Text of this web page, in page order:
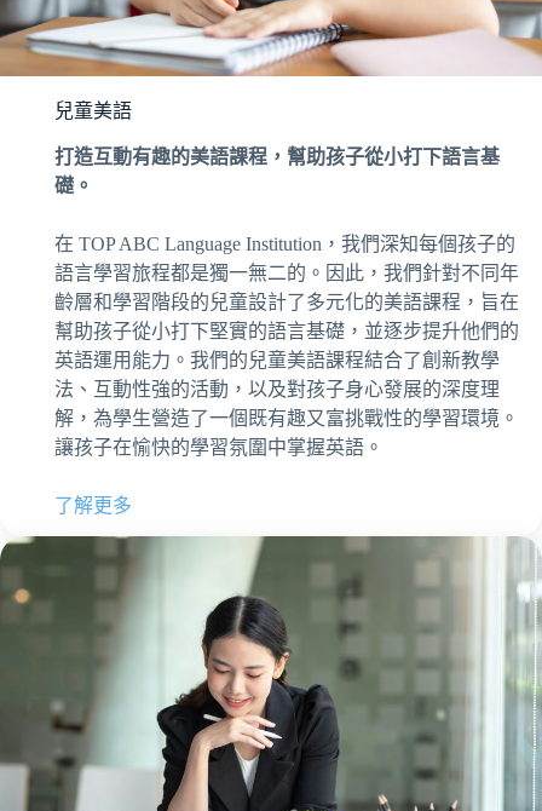
兒童美語
打造互動有趣的美語課程，幫助孩子從小打下語言基
礎。
在 TOP ABC Language Institution，我們深知每個孩子的
語言學習旅程都是獨一無二的。因此，我們針對不同年
齡層和學習階段的兒童設計了多元化的美語課程，旨在
幫助孩子從小打下堅實的語言基礎，並逐步提升他們的
英語運用能力。我們的兒童美語課程結合了創新教學
法、互動性強的活動，以及對孩子身心發展的深度理
解，為學生營造了一個既有趣又富挑戰性的學習環境。
讓孩子在愉快的學習氛圍中掌握英語。
了解更多